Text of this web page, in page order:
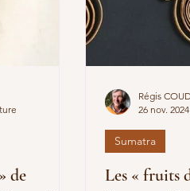
misère
climatique
de
Les « fruits
Sumatra
Régis
26 nov. 2024